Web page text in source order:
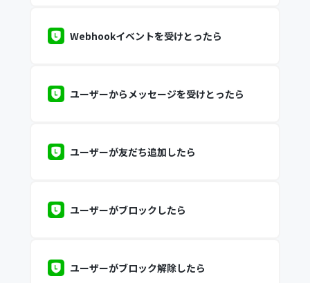
Webhookイベントを受けとったら
ユーザーからメッセージを受けとったら
ユーザーが友だち追加したら
ユーザーがブロックしたら
ユーザーがブロック解除したら